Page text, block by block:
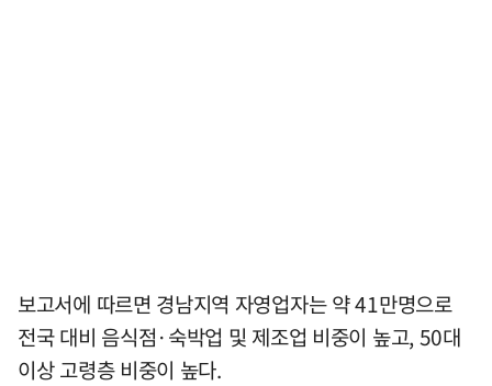
보고서에 따르면 경남지역 자영업자는 약 41만명으로
전국 대비 음식점·숙박업 및 제조업 비중이 높고, 50대
이상 고령층 비중이 높다.